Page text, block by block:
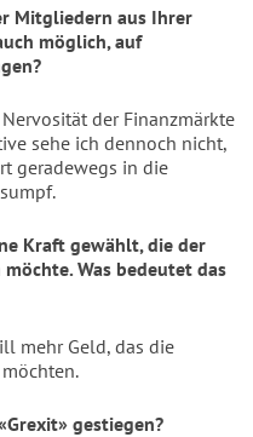
Mitgliedern aus Ihrer
möglich, auf
der Finanzmärkte
sehe ich dennoch nicht,
geradewegs in die
Kraft gewählt, die der
Was bedeutet das
mehr Geld, das die
gestiegen?